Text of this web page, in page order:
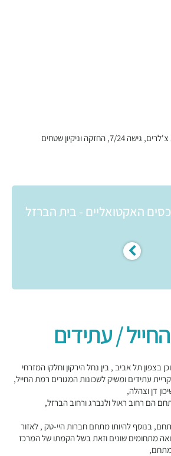
שומר בלובי, חשמל מיזוג צ'לרים, גישה 7/24, החזקה וניקיון שטחים
האקטואליים - בית הברזל
/ עתידים
בצפון תל אביב , בין נחל הירקון וחלקו המזרחי
עתידים ומשיק לשכונות המגורים רמת החייל,
דן וצהלה,
הם רחוב ראול ולנברג ורחוב הברזל,
בנוסף להיותו מתחם חברות היי-טק , לאזור
מתחומים שונים וזאת בשל הקמתו של המרכז